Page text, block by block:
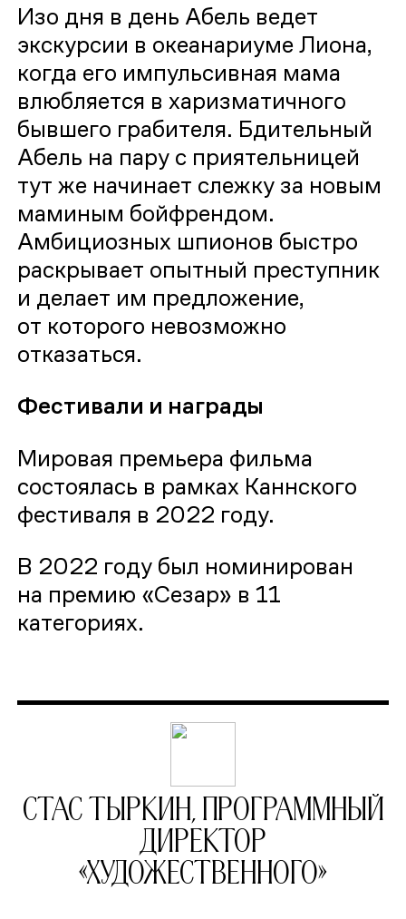
Изо дня в день Абель ведет
экскурсии в океанариуме Лиона,
когда его импульсивная мама
влюбляется в харизматичного
бывшего грабителя. Бдительный
Абель на пару с приятельницей
тут же начинает слежку за новым
маминым бойфрендом.
Амбициозных шпионов быстро
раскрывает опытный преступник
и делает им предложение,
от которого невозможно
отказаться.
Фестивали и награды
Мировая премьера фильма
состоялась в рамках Каннского
фестиваля в 2022 году.
В 2022 году был номинирован
на премию «Сезар» в 11
категориях.
Стас Тыркин, программный
директор
«Художественного»